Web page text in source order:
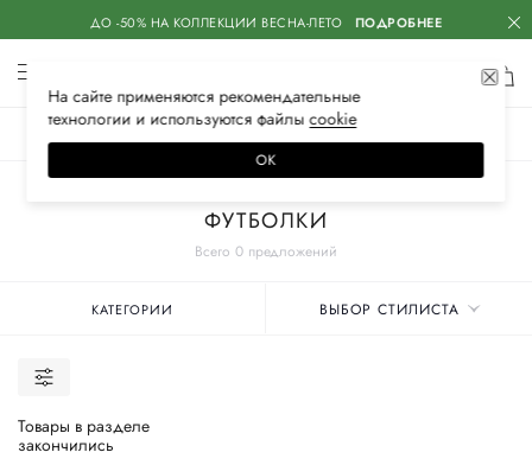
ДО -50% НА КОЛЛЕКЦИИ ВЕСНА-ЛЕТО ПОДРОБНЕЕ
Всего 0 предложений
ФУТБОЛКИ
КАТЕГОРИИ ВЫБОР СТИЛИСТА
Товары в разделе
закончились
На сайте применяются рекомендательные
технологии и используются файлысооkiе
ОК